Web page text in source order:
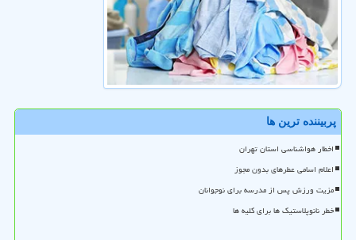
پربیننده ترین ها
اخطار هواشناسی استان تهران
اعلام اسامی عطرهای بدون مجوز
مزیت ورزش پس از مدرسه برای نوجوانان
خطر نانوپلاستیک ها برای کلیه ها